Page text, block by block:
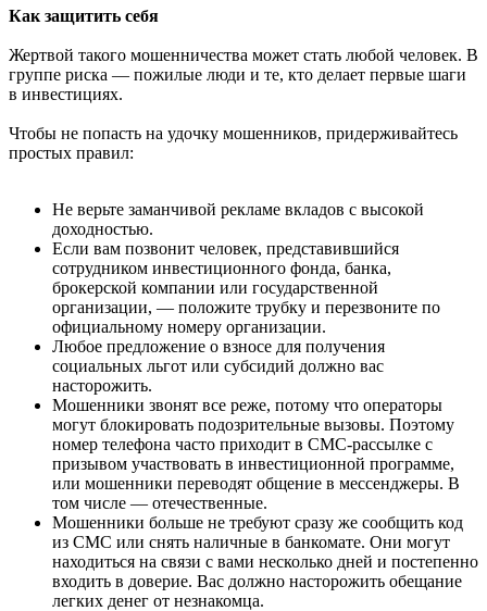
Как защитить себя
Жертвой такого мошенничества может стать любой человек. В
группе риска — пожилые люди и те, кто делает первые шаги
в инвестициях.
Чтобы не попасть на удочку мошенников, придерживайтесь
простых правил:
Не верьте заманчивой рекламе вкладов с высокой
доходностью.
Если вам позвонит человек, представившийся
сотрудником инвестиционного фонда, банка,
брокерской компании или государственной
организации, — положите трубку и перезвоните по
официальному номеру организации.
Любое предложение о взносе для получения
социальных льгот или субсидий должно вас
насторожить.
Мошенники звонят все реже, потому что операторы
могут блокировать подозрительные вызовы. Поэтому
номер телефона часто приходит в СМС-рассылке с
призывом участвовать в инвестиционной программе,
или мошенники переводят общение в мессенджеры. В
том числе — отечественные.
Мошенники больше не требуют сразу же сообщить код
из СМС или снять наличные в банкомате. Они могут
находиться на связи с вами несколько дней и постепенно
входить в доверие. Вас должно насторожить обещание
легких денег от незнакомца.